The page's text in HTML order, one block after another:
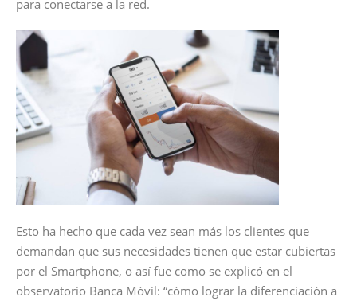
para conectarse a la red.
Esto ha hecho que cada vez sean más los clientes que
demandan que sus necesidades tienen que estar cubiertas
por el Smartphone, o así fue como se explicó en el
observatorio Banca Móvil: “cómo lograr la diferenciación a